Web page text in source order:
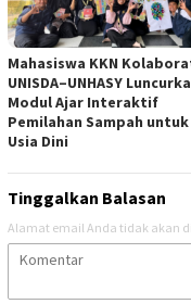
Mahasiswa KKN
UNISDA–UNHASY
Modul Ajar Interaktif
Pemilahan Sampah untuk
Usia Dini
Tinggalkan Balasan
Alamat email Anda tidak akan